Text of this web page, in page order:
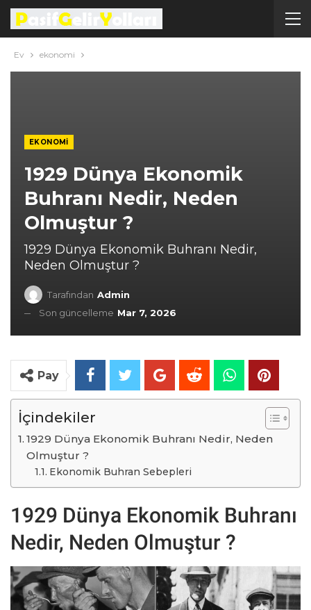
Ev ekonomi
EKONOMI
1929 Dünya Ekonomik
Buhranı Nedir, Neden
Olmuştur ?
1929 Dünya Ekonomik Buhranı Nedir,
Neden Olmuştur ?
Tarafından Admin
Son güncelleme Mar 7, 2026
Pay
İçindekiler
1929 Dünya Ekonomik Buhranı Nedir, Neden
Olmuştur ?
Ekonomik Buhran Sebepleri
1929 Dünya Ekonomik Buhranı
Nedir, Neden Olmuştur ?